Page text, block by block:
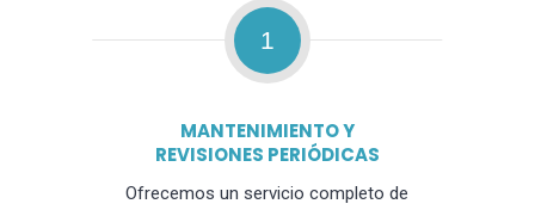
1
MANTENIMIENTO Y
REVISIONES PERIÓDICAS
Ofrecemos un servicio completo de